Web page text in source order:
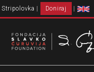
Stripolovka Doniraj